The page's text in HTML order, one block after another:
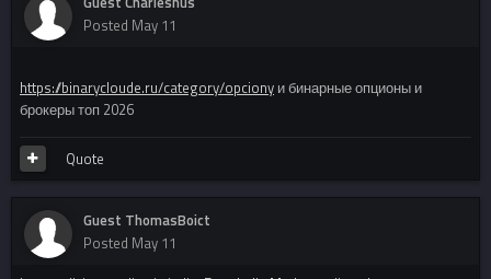
Posted May 11
https://binarycloude.ru/category/opciony и бинарные опционы и
брокеры топ 2026
Quote
Guest ThomasBoict
Posted May 11